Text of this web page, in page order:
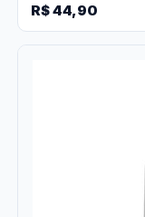
R$ 44,90